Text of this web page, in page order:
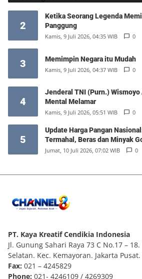
2
Ketika Seorang Legenda
Panggung
Kamis, 9 Juli 2026, 04:35 WIB 0
3 Memimpin Negara itu Mudah
Kamis, 9 Juli 2026, 04:37 WIB 0
4
Jenderal TNI (Purn.)
Mental Melamar
Kamis, 9 Juli 2026, 05:51 WIB 0
5
Update Harga Pangan
Termahal, Beras dan Minyak
Jumat, 10 Juli 2026, 07:02 WIB 0
PT. Kaya Kreatif Cendikia Indonesia
Jl. Gunung Sahari Raya 73 C No.17 –
Selatan. Kec. Kemayoran. Jakarta
Fax: 021 – 4245829
Phone: 021- 4246109 / 4269309